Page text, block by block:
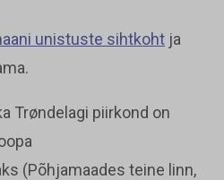
unistuste sihtkoht ja
Trøndelagi piirkond on
(Põhjamaades teine linn,